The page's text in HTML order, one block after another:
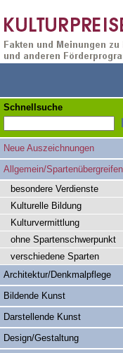
Schnellsuche
Neue Auszeichnungen
Allgemein/
besondere Verdienste
Kulturelle Bildung
Kulturvermittlung
ohne Spartenschwerpunkt
verschiedene Sparten
Architektur/Denkmalpflege
Bildende Kunst
Darstellende Kunst
Design/Gestaltung